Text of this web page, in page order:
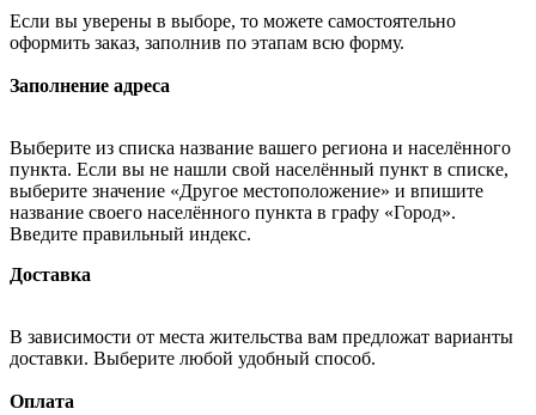
Если вы уверены в выборе, то можете самостоятельно
оформить заказ, заполнив по этапам всю форму.
Заполнение адреса
Выберите из списка название вашего региона и населённого
пункта. Если вы не нашли свой населённый пункт в списке,
выберите значение «Другое местоположение» и впишите
название своего населённого пункта в графу «Город».
Введите правильный индекс.
Доставка
В зависимости от места жительства вам предложат варианты
доставки. Выберите любой удобный способ.
Оплата